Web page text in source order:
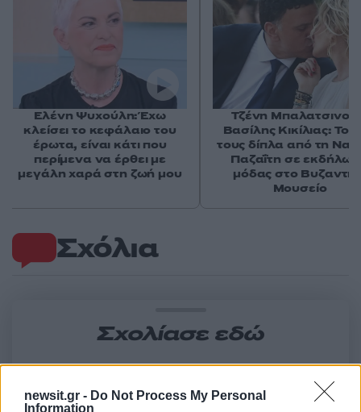
newsit.gr - Do Not Process My Personal
Information
Σχόλια
Σχολίασε εδώ
50 /50
Ελένη Ψυχούλη: Έχω
κλείσει το κεφάλαιο του
έρωτα, είναι κάτι που
περίμενα να έρθει με
μεγάλη χαρά στη ζωή μου
Τζένη Μπαλατσινού
Βασίλης Κικίλιας: Το
τους δίπλα από τη
Παζαΐτη σε
μόδας στο
Μουσείο